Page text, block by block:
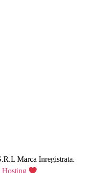
Marca Inregistrata.
Hosting